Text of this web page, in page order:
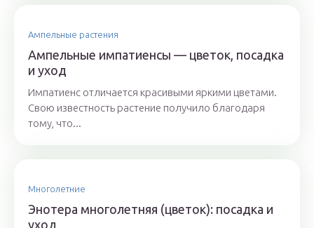
Ампельные растения
Ампельные импатиенсы — цветок, посадка
и уход
Импатиенс отличается красивыми яркими цветами.
Свою известность растение получило благодаря
тому, что...
Многолетние
Энотера многолетняя (цветок): посадка и
уход